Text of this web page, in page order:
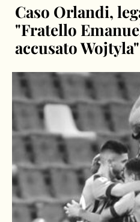
Caso Orlandi,
"Fratello
accusato Wojtyla"